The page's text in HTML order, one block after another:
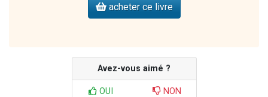
acheter ce livre
Avez-vous aimé ?
OUI NON